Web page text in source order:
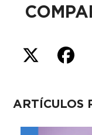
ARTÍCULOS